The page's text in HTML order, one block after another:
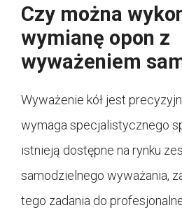
Czy można
wymianę opon z
wyważeniem
Wyważenie kół jest
wymaga specjalistycznego
istnieją dostępne na rynku
samodzielnego wyważania,
tego zadania do